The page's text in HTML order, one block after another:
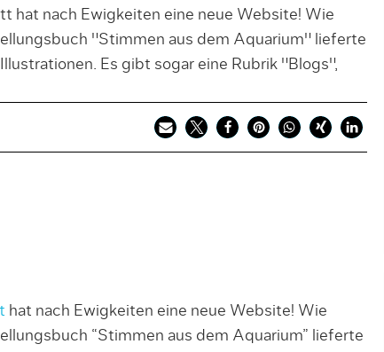
hat nach Ewigkeiten eine neue Website! Wie
"Stimmen aus dem Aquarium" lieferte
Es gibt sogar eine Rubrik "Blogs",
hat nach Ewigkeiten eine neue Website! Wie
“Stimmen aus dem Aquarium” lieferte